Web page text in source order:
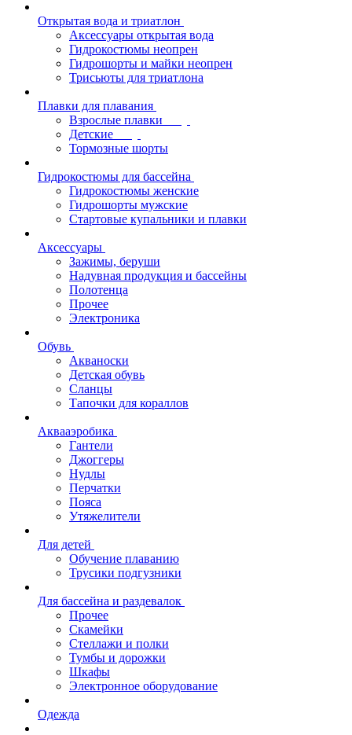
Открытая вода и триатлон
Аксессуары открытая вода
Гидрокостюмы неопрен
Гидрошорты и майки неопрен
Трисьюты для триатлона
Плавки для плавания
Взрослые плавки
Детские
Тормозные шорты
Гидрокостюмы для бассейна
Гидрокостюмы женские
Гидрошорты мужские
Стартовые купальники и плавки
Аксессуары
Зажимы, беруши
Надувная продукция и бассейны
Полотенца
Прочее
Электроника
Обувь
Акваноски
Детская обувь
Сланцы
Тапочки для кораллов
Аквааэробика
Гантели
Джоггеры
Нудлы
Перчатки
Пояса
Утяжелители
Для детей
Обучение плаванию
Трусики подгузники
Для бассейна и раздевалок
Прочее
Скамейки
Стеллажи и полки
Тумбы и дорожки
Шкафы
Электронное оборудование
Одежда